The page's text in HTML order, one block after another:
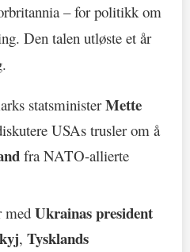
– for politikk om
Den talen utløste et år
statsministerMette
USAs trusler om å
fra NATO-allierte
med Ukrainas president
, Tysklands